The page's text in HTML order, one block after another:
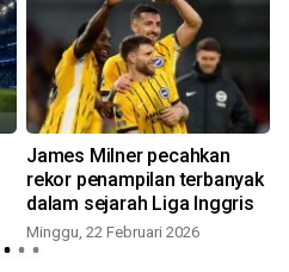
James Milner pecahkan
rekor penampilan terbanyak
dalam sejarah Liga Inggris
Minggu, 22 Februari 2026